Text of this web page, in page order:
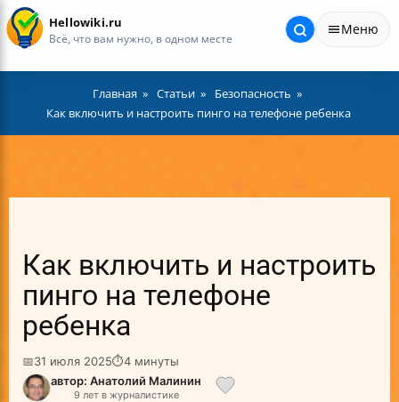
Hellowiki.ru
Всё, что вам нужно, в одном месте
Меню
Главная Статьи
Безопасность
Как включить и настроить пинго на телефоне ребенка
Как включить и настроить
пинго на телефоне
ребенка
📅31 июля 2025⏱4 минуты
автор: Анатолий Малинин
9 лет в журналистике